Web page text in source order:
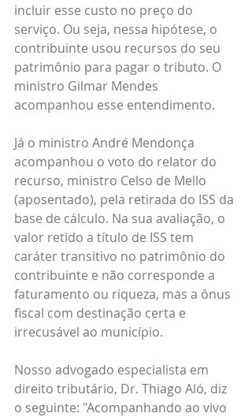
incluir esse custo no preço do
serviço. Ou seja, nessa hipótese, o
contribuinte usou recursos do seu
patrimônio para pagar o tributo. O
ministro Gilmar Mendes
acompanhou esse entendimento.
Já o ministro André Mendonça
acompanhou o voto do relator do
recurso, ministro Celso de Mello
(aposentado), pela retirada do ISS da
base de cálculo. Na sua avaliação, o
valor retido a título de ISS tem
caráter transitivo no patrimônio do
contribuinte e não corresponde a
faturamento ou riqueza, mas a ônus
fiscal com destinação certa e
irrecusável ao município.
Nosso advogado especialista em
direito tributário, Dr. Thiago Aló, diz
o seguinte: "Acompanhando ao vivo